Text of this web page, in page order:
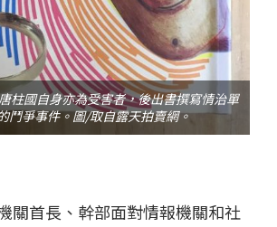
柱國自身亦為受害者，後出書撰寫情治單
鬥爭事件。圖/取自露天拍賣網。
關首長、幹部面對情報機關和社